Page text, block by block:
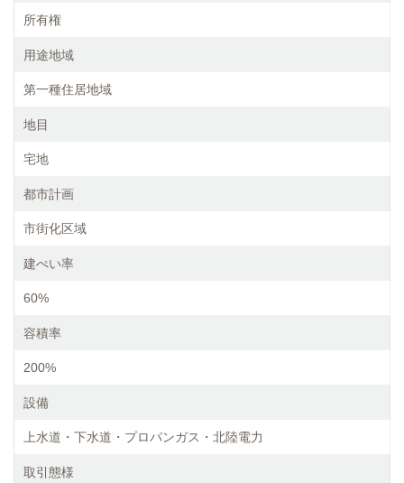
所有権
用途地域
第一種住居地域
地目
宅地
都市計画
市街化区域
建ぺい率
60%
容積率
200%
設備
上水道・下水道・プロパンガス・北陸電力
取引態様